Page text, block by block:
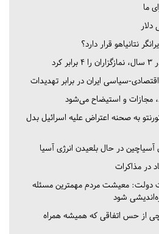
ما
نتانیاهو قرار دارد؟
سیاسی ایران در برابر تهدیدات
مجازات و استیضاح می‌شود
به صحنه اعتراض علیه اسرائیل بدل
در حال بلعیدن انرژی آسیا
در مذاکرات
دولت: معیشت مردم مهمترین مسئله
شود
از حس اتفاقی که همیشه همراه